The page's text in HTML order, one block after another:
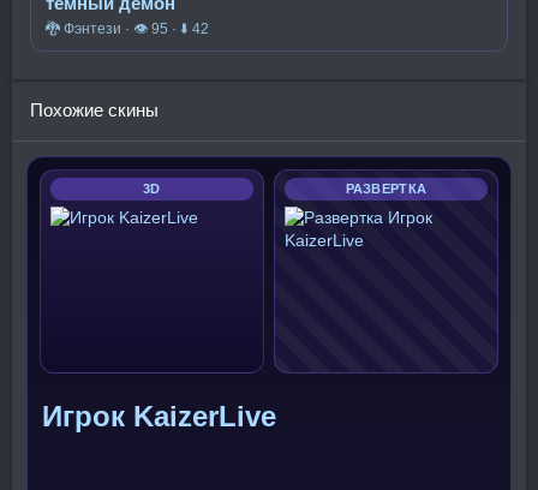
🐉 Фэнтези · 👁 95 · ⬇ 42
Похожие скины
3D РАЗВЕРТКА
Игрок KaizerLive